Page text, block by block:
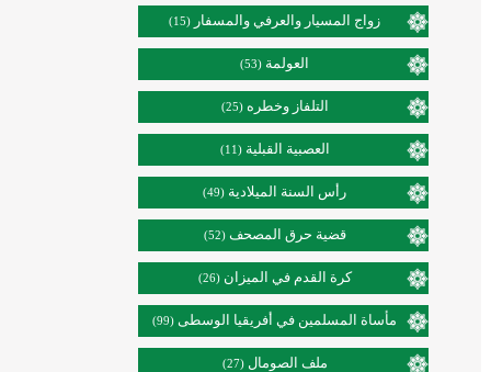
زواج المسيار والعرفي والمسفار (15)
العولمة (53)
التلفاز وخطره (25)
العصبية القبلية (11)
رأس السنة الميلادية (49)
قضية حرق المصحف (52)
كرة القدم في الميزان (26)
مأساة المسلمين في أفريقيا الوسطى (99)
ملف الصومال (27)